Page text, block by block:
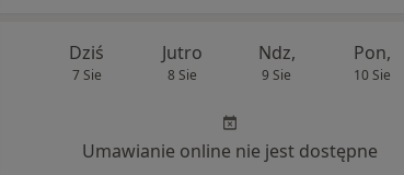
Dziś
7 Sie
Jutro
8 Sie
Ndz,
9 Sie
Pon,
10 Sie
Umawianie online nie jest dostępne